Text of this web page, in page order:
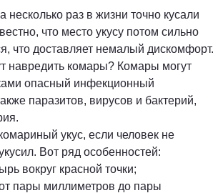
от 15 рублей за 1 км
ПОЗВОНИТЬ
несколько раз в жизни точно кусали
что место укусу потом сильно
что доставляет немалый дискомфорт.
навредить комары? Комары могут
опасный инфекционный
паразитов, вирусов и бактерий,
укус, если человек не
Вот ряд особенностей:
вокруг красной точки;
пары миллиметров до пары